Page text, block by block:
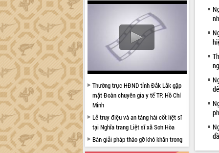
Thường trực HĐND tỉnh Đắk Lắk gặp
mặt Đoàn chuyên gia y tế TP. Hồ Chí
Minh
Lễ truy điệu và an táng hài cốt liệt sĩ
tại Nghĩa trang Liệt sĩ xã Sơn Hòa
Bàn giải pháp tháo gỡ khó khăn trong
xuất khẩu sầu riêng và triển khai quy